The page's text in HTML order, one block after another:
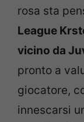
rosa sta
League
vicino da
pronto a
giocatore,
innescarsi